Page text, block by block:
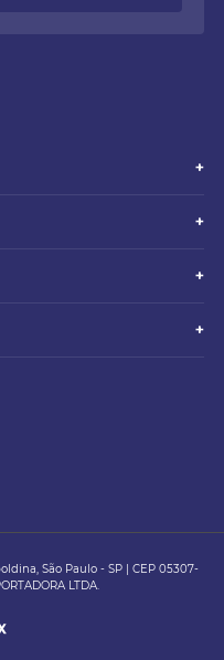
+
+
+
+
São Paulo - SP | CEP 05307-
LTDA.